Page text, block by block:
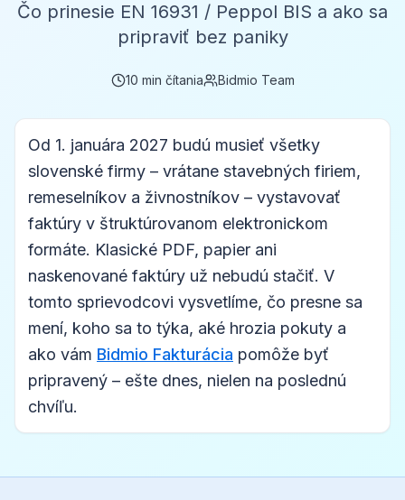
Čo prinesie EN 16931 / Peppol BIS a ako sa
pripraviť bez paniky
10 min čítania Bidmio Team
Od 1. januára 2027 budú musieť všetky
slovenské firmy – vrátane stavebných firiem,
remeselníkov a živnostníkov – vystavovať
faktúry v štruktúrovanom elektronickom
formáte. Klasické PDF, papier ani
naskenované faktúry už nebudú stačiť. V
tomto sprievodcovi vysvetlíme, čo presne sa
mení, koho sa to týka, aké hrozia pokuty a
ako vám Bidmio Fakturácia pomôže byť
pripravený – ešte dnes, nielen na poslednú
chvíľu.